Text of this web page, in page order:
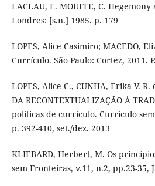
LACLAU, E. MOUFFE, C.
Londres: [s.n.] 1985. p. 179
LOPES, Alice Casimiro; MACEDO,
Currículo. São Paulo: Cortez, 2011.
LOPES, Alice C., CUNHA, Erika V. R.
DA RECONTEXTUALIZAÇÃO À
políticas de currículo. Currículo
p. 392-410, set./dez. 2013
KLIEBARD, Herbert, M. Os
sem Fronteiras, v.11, n.2, pp.23-35,